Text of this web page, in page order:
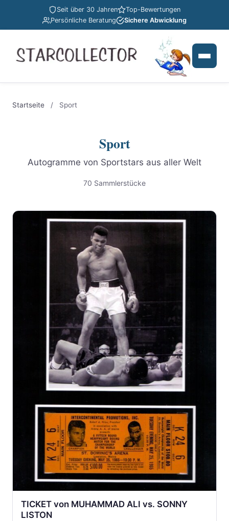
Seit über 30 Jahren
Top-Bewertungen
Persönliche Beratung
Sichere Abwicklung
Startseite / Sport
Sport
Autogramme von Sportstars aus aller Welt
70 Sammlerstücke
Produkte
TICKET von MUHAMMAD ALI vs. SONNY
LISTON